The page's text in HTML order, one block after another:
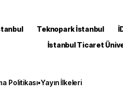
Teknopark İstanbul
İstanbul Ticaret
Politikası•Yayın İlkeleri